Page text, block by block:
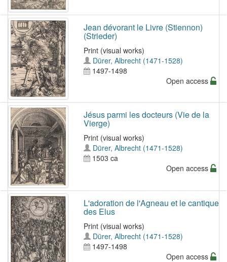
Jean dévorant le Livre (Stiennon)
(Strieder)
Print (visual works)
Dürer, Albrecht (1471-1528)
1497-1498
Open access
Jésus parmi les docteurs (Vie de la
Vierge)
Print (visual works)
Dürer, Albrecht (1471-1528)
1503 ca
Open access
L'adoration de l'Agneau et le cantique
des Elus
Print (visual works)
Dürer, Albrecht (1471-1528)
1497-1498
Open access